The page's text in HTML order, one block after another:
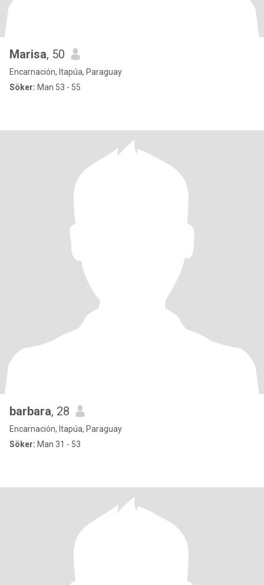
Marisa, 50
Encarnación, Itapúa, Paraguay
Söker: Man 53 - 55
barbara, 28
Encarnación, Itapúa, Paraguay
Söker: Man 31 - 53